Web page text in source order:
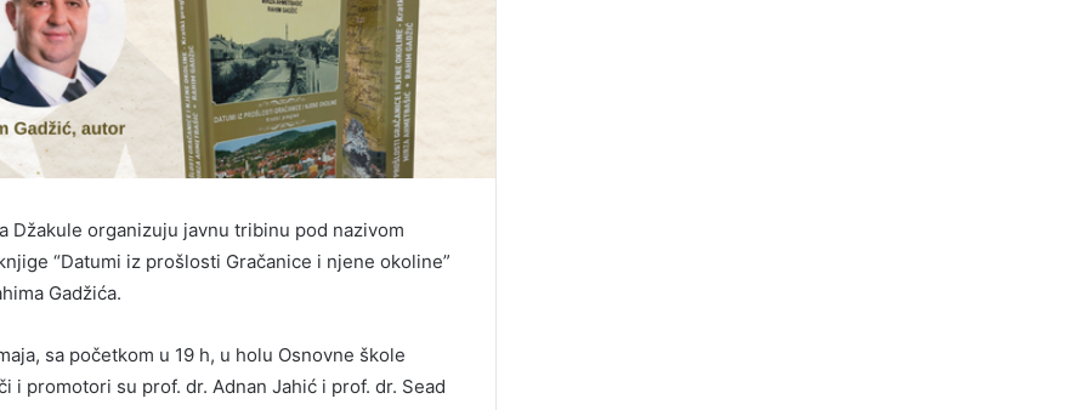
Džakule organizuju javnu tribinu pod nazivom
“Datumi iz prošlosti Gračanice i njene okoline”
Gadžića.
sa početkom u 19 h, u holu Osnovne škole
i promotori su prof. dr. Adnan Jahić i prof. dr. Sead